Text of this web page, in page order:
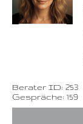
Berater ID: 253
Gespräche: 159